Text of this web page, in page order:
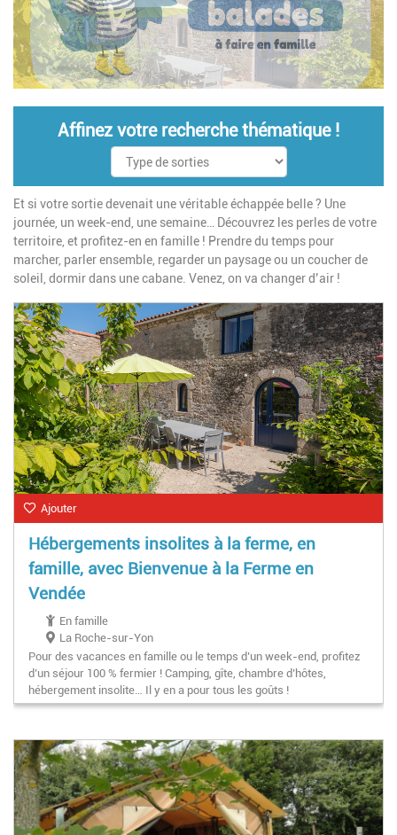
Affinez votre recherche thématique !
Et si votre sortie devenait une véritable échappée belle ? Une
journée, un week-end, une semaine… Découvrez les perles de votre
territoire, et profitez-en en famille ! Prendre du temps pour
marcher, parler ensemble, regarder un paysage ou un coucher de
soleil, dormir dans une cabane. Venez, on va changer d’air !
Ajouter
Hébergements insolites à la ferme, en
famille, avec Bienvenue à la Ferme en
Vendée
En famille
La Roche-sur-Yon
Pour des vacances en famille ou le temps d’un week-end, profitez
d’un séjour 100 % fermier ! Camping, gîte, chambre d’hôtes,
hébergement insolite… Il y en a pour tous les goûts !